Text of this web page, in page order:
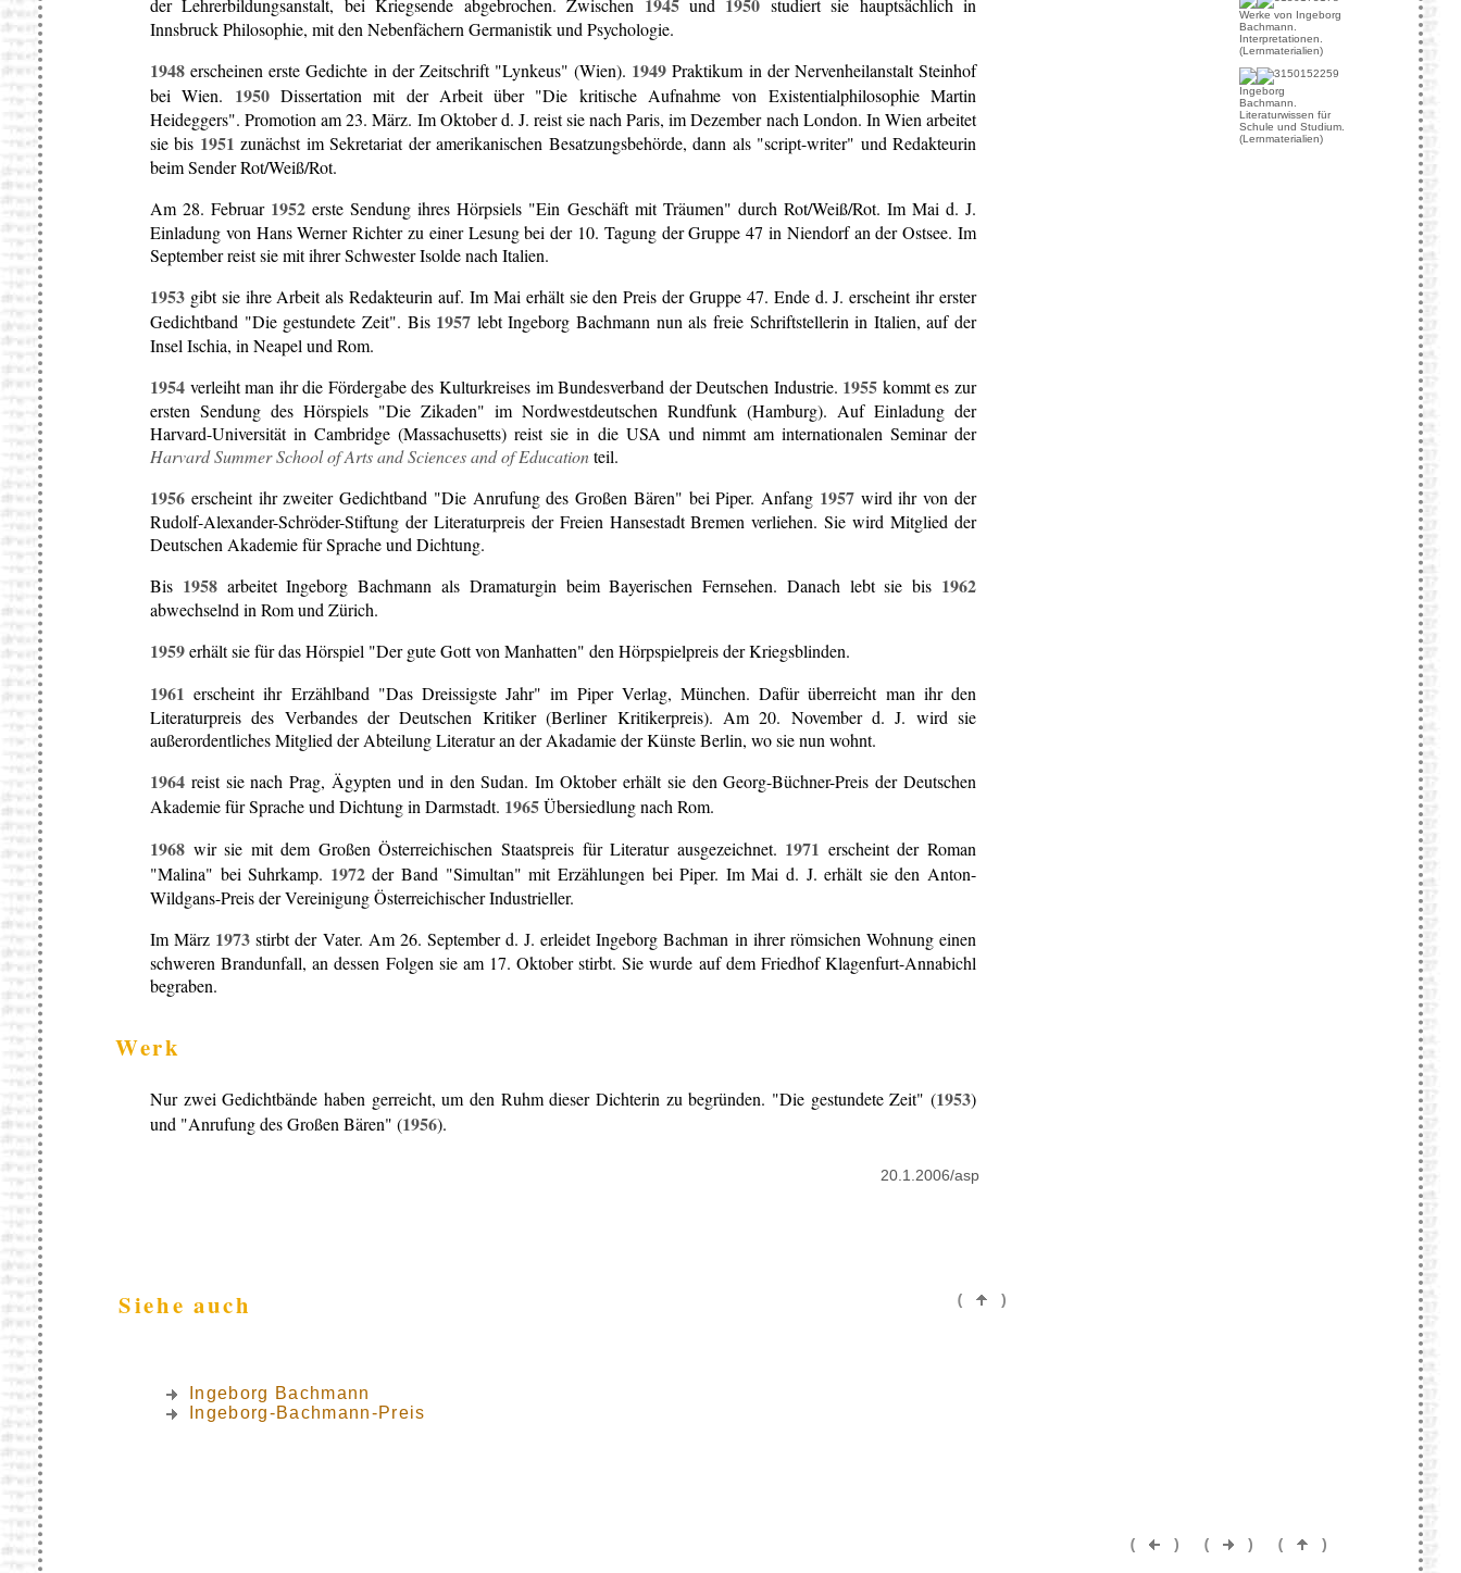
Innsbruck Philosophie, mit den Nebenfächern Germanistik und Psychologie.
1948 erscheinen erste Gedichte in der Zeitschrift "Lynkeus" (Wien). 1949 Praktikum in der Nervenheilanstalt Steinhof
bei Wien. 1950Dissertation mit der Arbeit über "Die kritische Aufnahme von Existentialphilosophie Martin
Heideggers". Promotion am 23. März. Im Oktober d. J. reist sie nach Paris, im Dezember nach London. In Wien arbeitet
sie bis 1951 zunächst im Sekretariat der amerikanischen Besatzungsbehörde, dann als "script-writer" und Redakteurin
beim Sender Rot/Weiß/Rot.
Am 28. Februar 1952 erste Sendung ihres Hörpsiels "Ein Geschäft mit Träumen" durch Rot/Weiß/Rot. Im Mai d. J.
Einladung von Hans Werner Richter zu einer Lesung bei der 10. Tagung der Gruppe 47 in Niendorf an der Ostsee. Im
September reist sie mit ihrer Schwester Isolde nach Italien.
1953 gibt sie ihre Arbeit als Redakteurin auf. Im Mai erhält sie den Preis der Gruppe 47. Ende d. J. erscheint ihr erster
Gedichtband "Die gestundete Zeit". Bis 1957 lebt Ingeborg Bachmann nun als freie Schriftstellerin in Italien, auf der
Insel Ischia, in Neapel und Rom.
1954 verleiht man ihr die Fördergabe des Kulturkreises im Bundesverband der Deutschen Industrie. 1955 kommt es zur
ersten Sendung des Hörspiels "Die Zikaden" im Nordwestdeutschen Rundfunk (Hamburg). Auf Einladung der
Harvard-Universität in Cambridge (Massachusetts) reist sie in die USA und nimmt am internationalen Seminar der
Harvard Summer School of Arts and Sciences and of Educationteil.
1956 erscheint ihr zweiter Gedichtband "Die Anrufung des Großen Bären" bei Piper. Anfang 1957wird ihr von der
Rudolf-Alexander-Schröder-Stiftung der Literaturpreis der Freien Hansestadt Bremen verliehen. Sie wird Mitglied der
Deutschen Akademie für Sprache und Dichtung.
Bis 1958arbeitet Ingeborg Bachmann als Dramaturgin beim Bayerischen Fernsehen. Danach lebt sie bis 1962
abwechselnd in Rom und Zürich.
1959erhält sie für das Hörspiel "Der gute Gott von Manhatten" den Hörpspielpreis der Kriegsblinden.
1961 erscheint ihr Erzählband "Das Dreissigste Jahr" im Piper Verlag, München. Dafür überreicht man ihr den
Literaturpreis des Verbandes der Deutschen Kritiker (Berliner Kritikerpreis). Am 20. November d. J. wird sie
außerordentliches Mitglied der Abteilung Literatur an der Akadamie der Künste Berlin, wo sie nun wohnt.
1964 reist sie nach Prag, Ägypten und in den Sudan. Im Oktober erhält sie den Georg-Büchner-Preis der Deutschen
Akademie für Sprache und Dichtung in Darmstadt. 1965Übersiedlung nach Rom.
1968 wir sie mit dem Großen Österreichischen Staatspreis für Literatur ausgezeichnet. 1971 erscheint der Roman
"Malina" bei Suhrkamp. 1972der Band "Simultan" mit Erzählungen bei Piper. Im Mai d. J. erhält sie den Anton-
Wildgans-Preis der Vereinigung Österreichischer Industrieller.
Im März 1973 stirbt der Vater. Am 26. September d. J. erleidet Ingeborg Bachman in ihrer römsichen Wohnung einen
schweren Brandunfall, an dessen Folgen sie am 17. Oktober stirbt. Sie wurde auf dem Friedhof Klagenfurt-Annabichl
begraben.
Werk
Nur zwei Gedichtbände haben gerreicht, um den Ruhm dieser Dichterin zu begründen. "Die gestundete Zeit" (1953)
und "Anrufung des Großen Bären" (1956).
20.1.2006/asp
Siehe auch ( )
Ingeborg Bachmann
Ingeborg-Bachmann-Preis
Werke von Ingeborg
Bachmann.
Interpretationen.
(Lernmaterialien)
Ingeborg
Bachmann.
Literaturwissen für
Schule und Studium.
(Lernmaterialien)
( ) ( ) ( )